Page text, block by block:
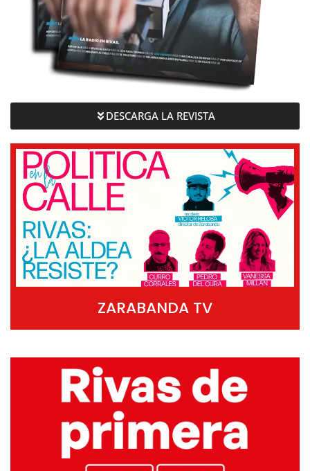
DESCARGA LA REVISTA
ZARABANDA TV